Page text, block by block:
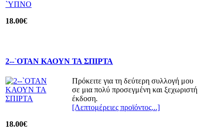
18.00€
2--`ΟΤΑΝ ΚΑΟΥΝ ΤΑ ΣΠΙΡΤΑ
Πρόκειτε για τη δεύτερη συλλογή μου
σε μια πολύ προσεγμένη και ξεχωριστή
έκδοση.
[Λεπτομέρειες προϊόντος...]
18.00€